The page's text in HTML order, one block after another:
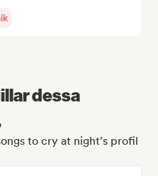
dessa
to cry at night's profil